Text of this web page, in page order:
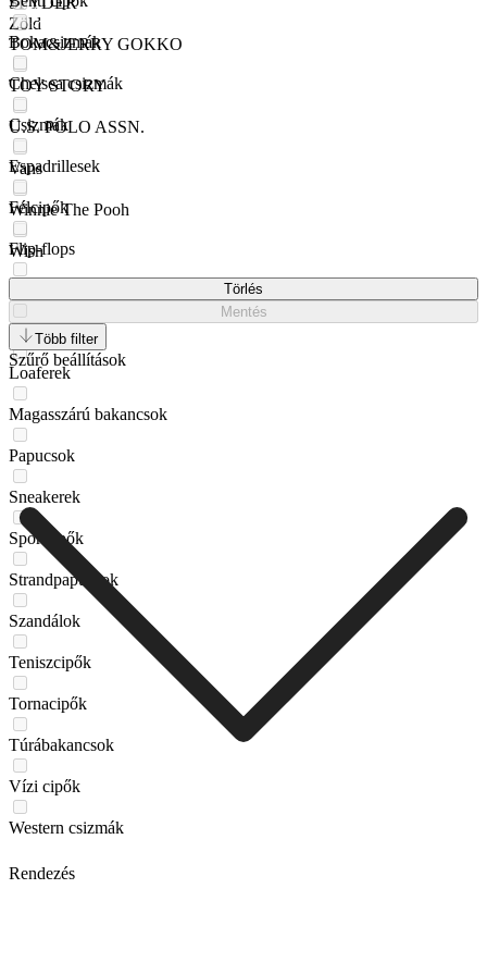
TOM&JERRY GOKKO
TOY STORY
U.S. POLO ASSN.
Vans
Winnie The Pooh
Wish
Zöld
Bokacsizmák
Chelsea csizmák
Csizmák
Espadrillesek
Félcipők
Flip-flops
Hótaposók
Loaferek
Magasszárú bakancsok
Papucsok
Sneakerek
Sportcipők
Strandpapucsok
Szandálok
Teniszcipők
Tornacipők
Túrábakancsok
Vízi cipők
Western csizmák
Törlés
Mentés
Több filter
Szűrő beállítások
Rendezés